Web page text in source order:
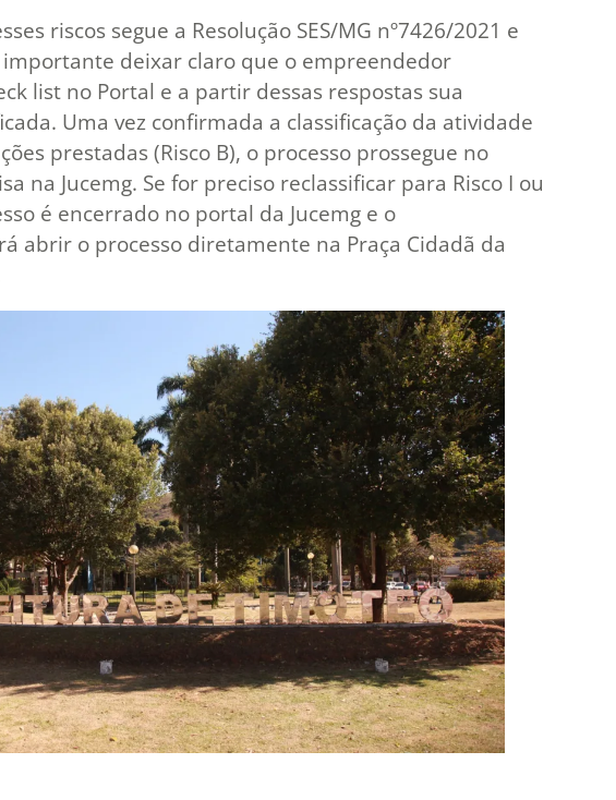
riscos segue a Resolução SES/MG nº7426/2021 e
importante deixar claro que o empreendedor
list no Portal e a partir dessas respostas sua
Uma vez confirmada a classificação da atividade
prestadas (Risco B), o processo prossegue no
na Jucemg. Se for preciso reclassificar para Risco I ou
é encerrado no portal da Jucemg e o
abrir o processo diretamente na Praça Cidadã da